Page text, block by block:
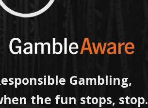
Gambling,
the fun stops, stop.